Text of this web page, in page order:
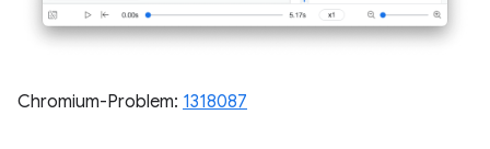
Chromium-Problem: 1318087